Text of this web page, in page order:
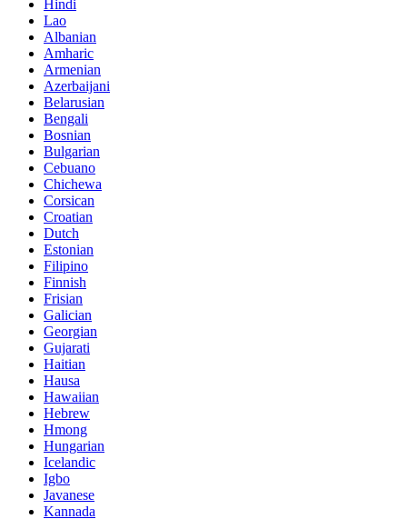
Hindi
Lao
Albanian
Amharic
Armenian
Azerbaijani
Belarusian
Bengali
Bosnian
Bulgarian
Cebuano
Chichewa
Corsican
Croatian
Dutch
Estonian
Filipino
Finnish
Frisian
Galician
Georgian
Gujarati
Haitian
Hausa
Hawaiian
Hebrew
Hmong
Hungarian
Icelandic
Igbo
Javanese
Kannada